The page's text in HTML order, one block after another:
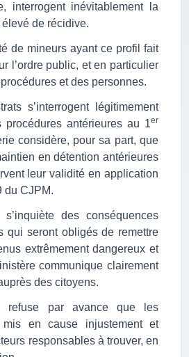
interrogent inévitablement la
de récidive.
de mineurs ayant ce profil fait
l’ordre public, et en particulier
et des personnes.
s’interrogent légitimement
antérieures au 1er
considère, pour sa part, que
en détention antérieures
leur validité en application
du CJPM.
s’inquiète des conséquences
qui seront obligés de remettre
extrêmement dangereux et
communique clairement
des citoyens.
refuse par avance que les
mis en cause injustement et
responsables à trouver, en